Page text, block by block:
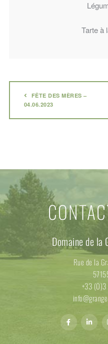
Tarte à
FÊTE DES MÈRES –
04.06.2023
Domaine de la
Rue de la
+33